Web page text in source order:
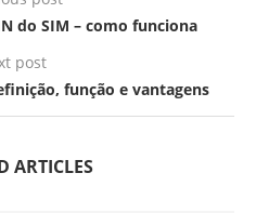
do SIM – como funciona
post
função e vantagens
ARTICLES